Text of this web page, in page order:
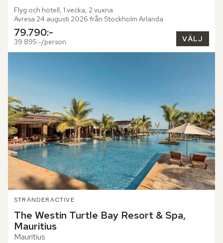
Flyg och hotell, 1 vecka, 2 vuxna
Avresa 24 augusti 2026 från Stockholm Arlanda
79.790:-
39.895:-/person VÄLJ
STRÄNDERACTIVE
The Westin Turtle Bay Resort & Spa,
Mauritius
Mauritius